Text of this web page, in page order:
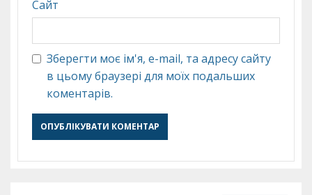
Сайт
Зберегти моє ім'я, e-mail, та адресу сайту
в цьому браузері для моїх подальших
коментарів.